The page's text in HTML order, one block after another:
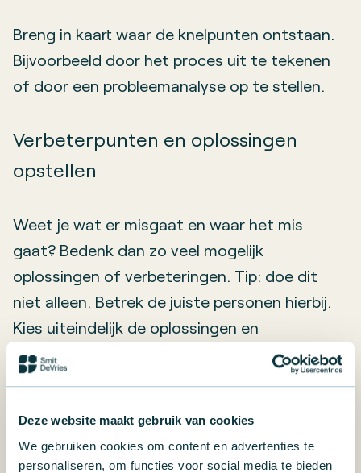
Deze website maakt gebruik van cookies
We gebruiken cookies om content en advertenties te
personaliseren, om functies voor social media te bieden
Breng in kaart waar de knelpunten ontstaan.
Bijvoorbeeld door het proces uit te tekenen
of door een probleemanalyse op te stellen.
Verbeterpunten en oplossingen
opstellen
Weet je wat er misgaat en waar het mis
gaat? Bedenk dan zo veel mogelijk
oplossingen of verbeteringen. Tip: doe dit
niet alleen. Betrek de juiste personen hierbij.
Kies uiteindelijk de oplossingen en
verbeteringen met het grootste effect.
Voer de verbeteringen door. Tip: hou het